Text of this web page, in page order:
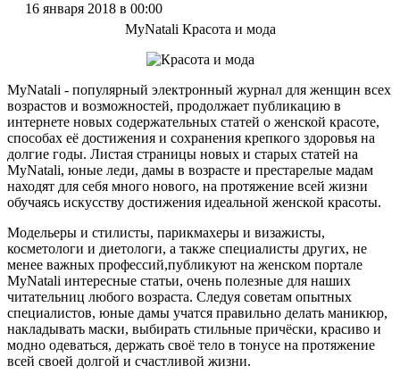
16 января 2018 в 00:00
MyNatali Красота и мода
MyNatali - популярный электронный журнал для женщин всех
возрастов и возможностей, продолжает публикацию в
интернете новых содержательных статей о женской красоте,
способах её достижения и сохранения крепкого здоровья на
долгие годы. Листая страницы новых и старых статей на
MyNatali, юные леди, дамы в возрасте и престарелые мадам
находят для себя много нового, на протяжение всей жизни
обучаясь искусству достижения идеальной женской красоты.
Модельеры и стилисты, парикмахеры и визажисты,
косметологи и диетологи, а также специалисты других, не
менее важных профессий,публикуют на женском портале
MyNatali интересные статьи, очень полезные для наших
читательниц любого возраста. Следуя советам опытных
специалистов, юные дамы учатся правильно делать маникюр,
накладывать маски, выбирать стильные причёски, красиво и
модно одеваться, держать своё тело в тонусе на протяжение
всей своей долгой и счастливой жизни.